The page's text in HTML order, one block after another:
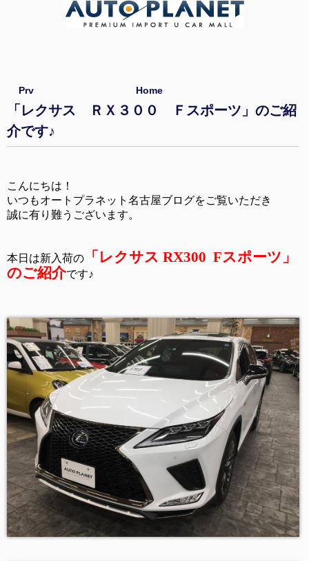
Prv Home
「レクサス ＲＸ３００ Ｆスポーツ」のご紹
介です♪
こんにちは！
いつもオートプラネット名古屋ブログをご覧いただき
誠に有り難うございます。
本日は新入荷の
「レクサス RX300 Fスポーツ」
のご紹介です♪